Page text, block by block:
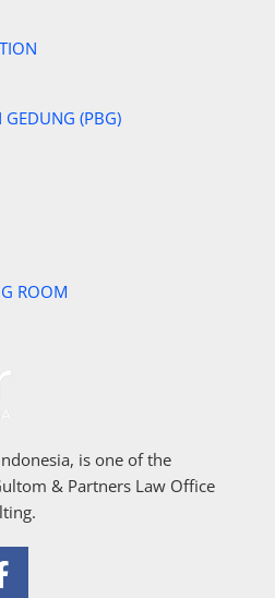
GEDUNG (PBG)
ROOM
is one of the
& Partners Law Office
F
a